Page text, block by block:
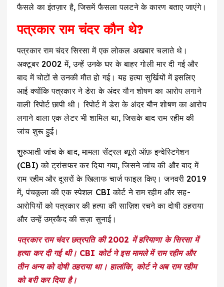
फैसले का इंतज़ार है, जिसमें फैसला पलटने के कारण बताए जाएंगे।
पत्रकार राम चंदर कौन थे?
पत्रकार राम चंदर सिरसा में एक लोकल अखबार चलाते थे।
अक्टूबर 2002 में, उन्हें उनके घर के बाहर गोली मार दी गई और
बाद में चोटों से उनकी मौत हो गई। यह हत्या सुर्खियों में इसलिए
आई क्योंकि पत्रकार ने डेरा के अंदर यौन शोषण का आरोप लगाने
वाली रिपोर्ट छापी थी। रिपोर्ट में डेरा के अंदर यौन शोषण का आरोप
लगाने वाला एक लेटर भी शामिल था, जिसके बाद राम रहीम की
जांच शुरू हुई।
शुरुआती जांच के बाद, मामला सेंट्रल ब्यूरो ऑफ़ इन्वेस्टिगेशन
(CBI) को ट्रांसफर कर दिया गया, जिसने जांच की और बाद में
राम रहीम और दूसरों के खिलाफ चार्ज फाइल किए। जनवरी 2019
में, पंचकूला की एक स्पेशल CBI कोर्ट ने राम रहीम और सह-
आरोपियों को पत्रकार की हत्या की साज़िश रचने का दोषी ठहराया
और उन्हें उम्रकैद की सज़ा सुनाई।
पत्रकार राम चंदर छत्रपति की 2002 में हरियाणा के सिरसा में
हत्या कर दी गई थी। CBI कोर्ट ने इस मामले में राम रहीम और
तीन अन्य को दोषी ठहराया था। हालांकि, कोर्ट ने अब राम रहीम
को बरी कर दिया है।